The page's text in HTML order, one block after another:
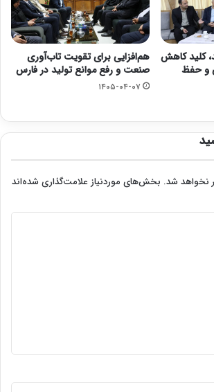
کلید کاهش
و حفظ
هم‌افزایی برای تقویت تاب‌آوری
صنعت و رفع موانع تولید در فارس
۱۴۰۵-۰۴-۰۷
نخواهد شد. بخش‌های موردنیاز علامت‌گذاری شده‌اند